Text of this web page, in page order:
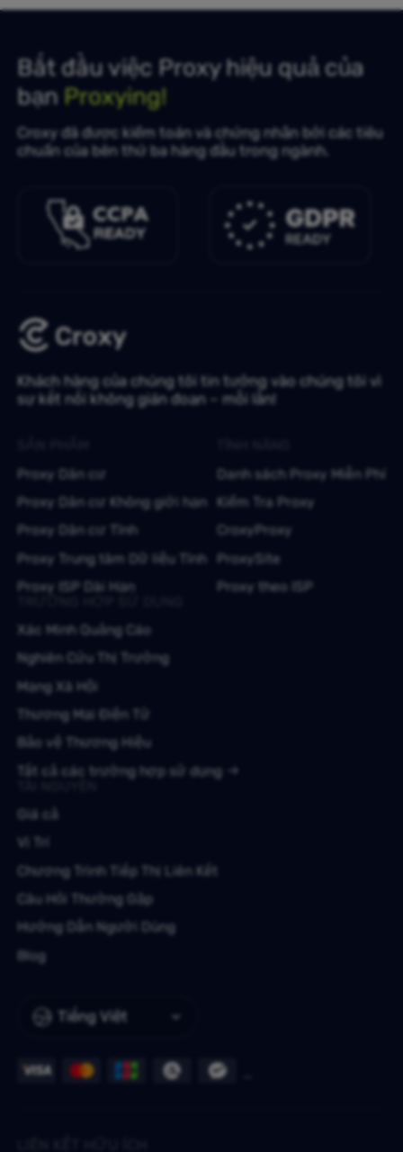
Bắt đầu việc Proxy hiệu quả của
bạn Proxying!
Croxy đã được kiểm toán và chứng nhận bởi các tiêu
chuẩn của bên thứ ba hàng đầu trong ngành.
Khách hàng của chúng tôi tin tưởng vào chúng tôi vì
sự kết nối không gián đoạn – mỗi lần!
Tiếng Việt
Proxy Dân cư
Proxy Dân cư Không giới hạn
Proxy Dân cư Tĩnh
Proxy Trung tâm Dữ liệu Tĩnh
Proxy ISP Dài Hạn
Danh sách Proxy Miễn Phí
Kiểm Tra Proxy
CroxyProxy
ProxySite
Proxy theo ISP
Xác Minh Quảng Cáo
Nghiên Cứu Thị Trường
Mạng Xã Hội
Thương Mại Điện Tử
Bảo vệ Thương Hiệu
Tất cả các trường hợp sử dụng
Giá cả
Vị Trí
Chương Trình Tiếp Thị Liên Kết
Câu Hỏi Thường Gặp
Hướng Dẫn Người Dùng
Blog